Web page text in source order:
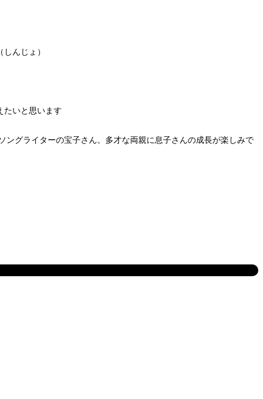
んじょ）
たいと思います
グライターの宝子さん。多才な両親に息子さんの成長が楽しみで